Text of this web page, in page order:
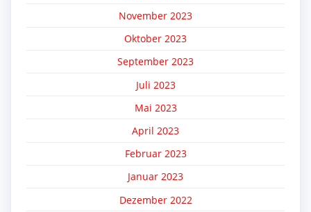
November 2023
Oktober 2023
September 2023
Juli 2023
Mai 2023
April 2023
Februar 2023
Januar 2023
Dezember 2022